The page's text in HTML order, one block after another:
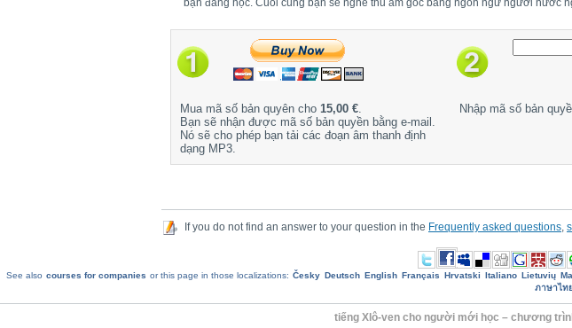
bạn đang học. Cuối cùng bạn sẽ nghe thu âm gốc bằng ngôn ngữ người nước
Mua mã số bản quyên cho 15,00 €.
Bạn sẽ nhận được mã số bản quyền bằng e-mail.
Nó sẽ cho phép bạn tải các đoạn âm thanh định
dạng MP3.
Nhập mã số bản
If you do not find an answer to your question in the Frequently asked questions
See also courses for companies or this page in those localizations: Česky Deutsch English Français Hrvatski Italiano Lietuvių
ภาษาไท
tiếng Xlô-ven cho người mới học – chương